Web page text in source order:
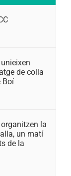
de colla
Boí
la
un matí
de la